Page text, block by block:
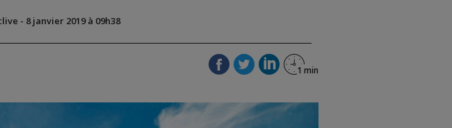
- 8 janvier 2019 à 09h38